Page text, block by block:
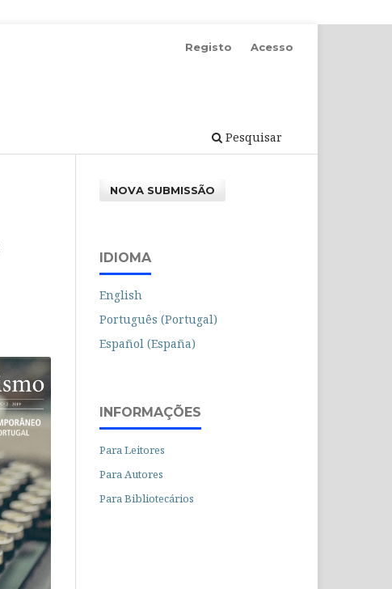
Pesquisar
Registo Acesso
NOVA SUBMISSÃO
IDIOMA
English
Português (Portugal)
Español (España)
INFORMAÇÕES
Para Leitores
Para Autores
Para Bibliotecários